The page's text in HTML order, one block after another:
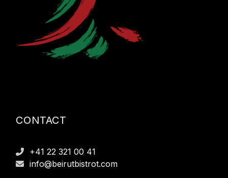
CONTACT
+41 22 321 00 41
info@beirutbistrot.com